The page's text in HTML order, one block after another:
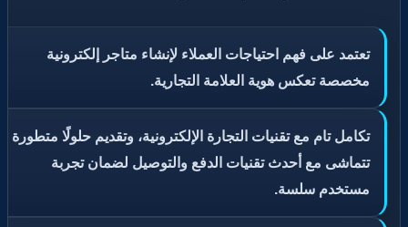
تعتمد على فهم احتياجات العملاء لإنشاء متاجر إلكترونية
مخصصة تعكس هوية العلامة التجارية.
تكامل تام مع تقنيات التجارة الإلكترونية، وتقديم حلولًا متطورة
تتماشى مع أحدث تقنيات الدفع والتوصيل لضمان تجربة
مستخدم سلسة.